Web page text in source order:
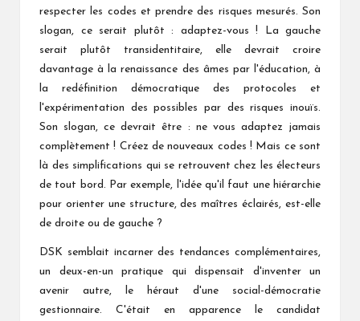
respecter les codes et prendre des risques mesurés. Son
slogan, ce serait plutôt : adaptez-vous ! La gauche
serait plutôt transidentitaire, elle devrait croire
davantage à la renaissance des âmes par l'éducation, à
la redéfinition démocratique des protocoles et
l'expérimentation des possibles par des risques inouïs.
Son slogan, ce devrait être : ne vous adaptez jamais
complètement ! Créez de nouveaux codes ! Mais ce sont
là des simplifications qui se retrouvent chez les électeurs
de tout bord. Par exemple, l'idée qu'il faut une hiérarchie
pour orienter une structure, des maîtres éclairés, est-elle
de droite ou de gauche ?
DSK semblait incarner des tendances complémentaires,
un deux-en-un pratique qui dispensait d'inventer un
avenir autre, le héraut d'une social-démocratie
gestionnaire. C'était en apparence le candidat